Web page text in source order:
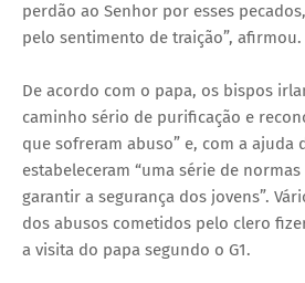
perdão ao Senhor por esses
pelo sentimento de traição”, afirmou.
De acordo com o papa, os bispos
caminho sério de purificação e
que sofreram abuso” e, com a ajuda
estabeleceram “uma série de
garantir a segurança dos jovens”.
dos abusos cometidos pelo clero
a visita do papa segundo o G1.